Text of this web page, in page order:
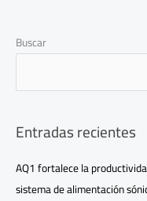
Buscar
Entradas recientes
AQ1 fortalece la
sistema de alimentación